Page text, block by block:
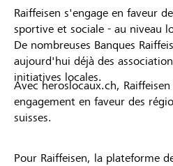
Raiffeisen s'engage en faveur
sportive et sociale - au niveau
De nombreuses Banques
aujourd'hui déjà des
initiatives locales.
Avec heroslocaux.ch,
engagement en faveur des
suisses.
Pour Raiffeisen, la plateforme